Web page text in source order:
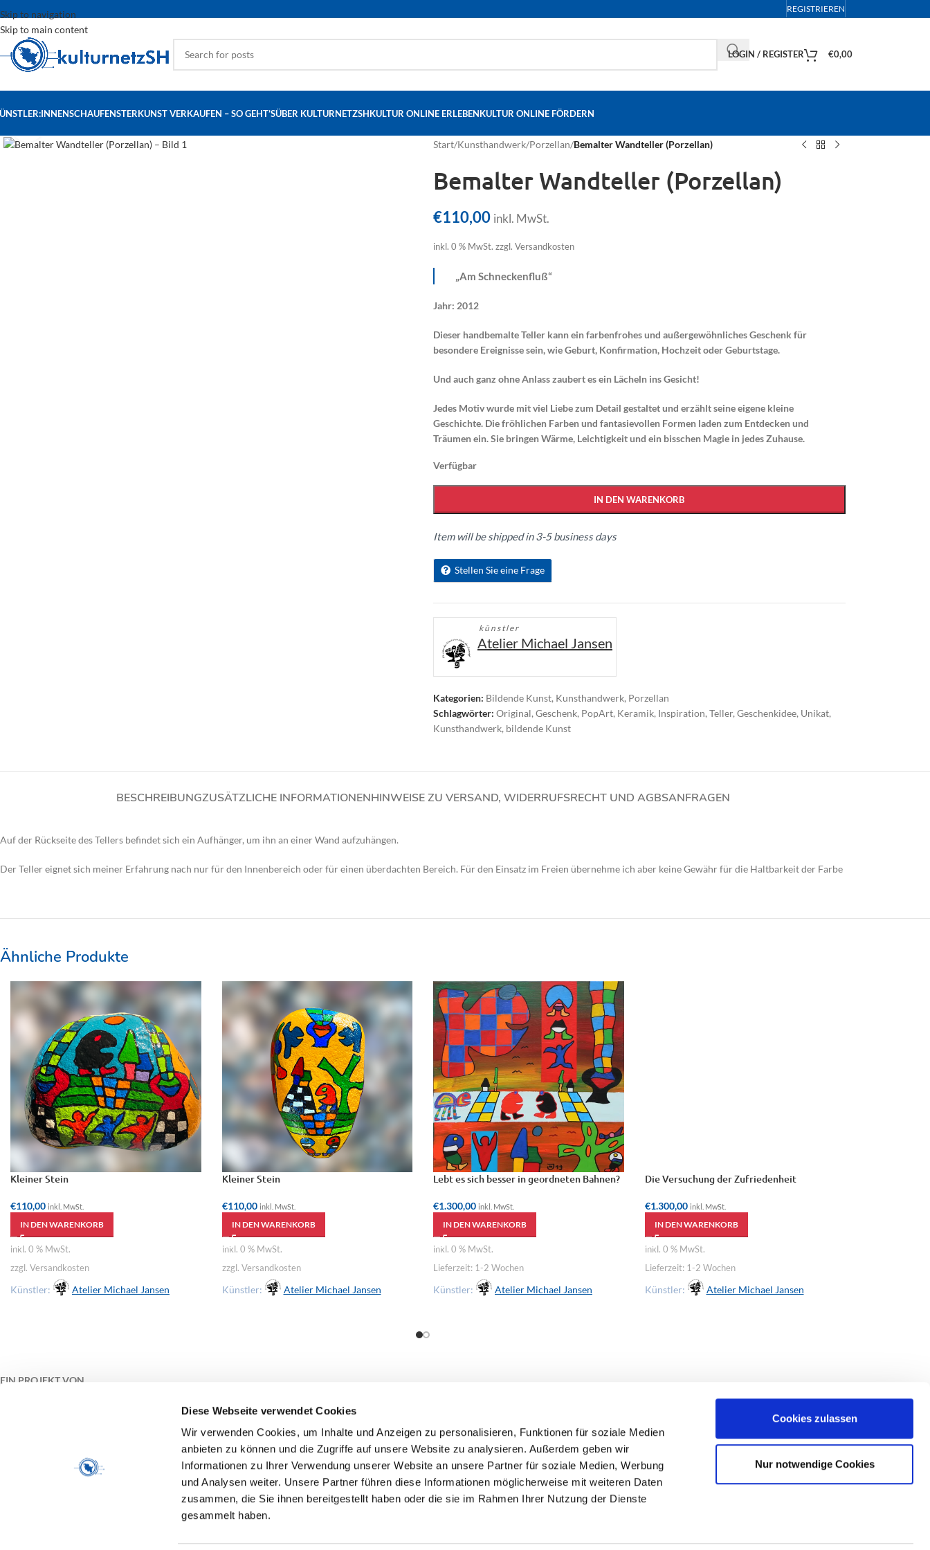
Diese Webseite verwendet Cookies
Wir verwenden Cookies, um Inhalte und Anzeigen zu personalisieren, Funktionen für soziale Medien
anbieten zu können und die Zugriffe auf unsere Website zu analysieren. Außerdem geben wir
Informationen zu Ihrer Verwendung unserer Website an unsere Partner für soziale Medien, Werbung
und Analysen weiter. Unsere Partner führen diese Informationen möglicherweise mit weiteren Daten
zusammen, die Sie ihnen bereitgestellt haben oder die sie im Rahmen Ihrer Nutzung der Dienste
gesammelt haben.
Cookies zulassen
Nur notwendige Cookies
Skip to navigation
Skip to main content
REGISTRIEREN
LOGIN / REGISTER €0,00
SCHAUFENSTERKUNST VERKAUFEN – SO GEHT’SÜBER KULTURNETZSHKULTUR ONLINE ERLEBENKULTUR ONLINE FÖRDERN
Start/Kunsthandwerk/Porzellan/Bemalter Wandteller (Porzellan)
Bemalter Wandteller (Porzellan)
€110,00 inkl. MwSt.
inkl. 0 % MwSt. zzgl. Versandkosten
„Am Schneckenfluß“
Jahr: 2012
Dieser handbemalte Teller kann ein farbenfrohes und außergewöhnliches Geschenk für
besondere Ereignisse sein, wie Geburt, Konfirmation, Hochzeit oder Geburtstage.
Und auch ganz ohne Anlass zaubert es ein Lächeln ins Gesicht!
Jedes Motiv wurde mit viel Liebe zum Detail gestaltet und erzählt seine eigene kleine
Geschichte. Die fröhlichen Farben und fantasievollen Formen laden zum Entdecken und
Träumen ein. Sie bringen Wärme, Leichtigkeit und ein bisschen Magie in jedes Zuhause.
Verfügbar
IN DEN WARENKORB
Item will be shipped in 3-5 business days
Stellen Sie eine Frage
künstler
Atelier Michael Jansen
Kategorien: Bildende Kunst, Kunsthandwerk, Porzellan
Schlagwörter: Original, Geschenk, PopArt, Keramik, Inspiration, Teller, Geschenkidee, Unikat,
Kunsthandwerk, bildende Kunst
BESCHREIBUNGZUSÄTZLICHE INFORMATIONENHINWEISE ZU VERSAND, WIDERRUFSRECHT UND AGBSANFRAGEN
Auf der Rückseite des Tellers befindet sich ein Aufhänger, um ihn an einer Wand aufzuhängen.
Der Teller eignet sich meiner Erfahrung nach nur für den Innenbereich oder für einen überdachten Bereich. Für den Einsatz im Freien übernehme ich aber keine Gewähr für die Haltbarkeit der Farbe
Ähnliche Produkte
Kleiner Stein
€110,00 inkl. MwSt.
IN DEN WARENKORB
inkl. 0 % MwSt.
zzgl. Versandkosten
Künstler: Atelier Michael Jansen
Kleiner Stein
€110,00 inkl. MwSt.
IN DEN WARENKORB
inkl. 0 % MwSt.
zzgl. Versandkosten
Künstler: Atelier Michael Jansen
Lebt es sich besser in geordneten Bahnen?
€1.300,00 inkl. MwSt.
IN DEN WARENKORB
inkl. 0 % MwSt.
Lieferzeit: 1-2 Wochen
Künstler: Atelier Michael Jansen
Die Versuchung der Zufriedenheit
€1.300,00 inkl. MwSt.
IN DEN WARENKORB
inkl. 0 % MwSt.
Lieferzeit: 1-2 Wochen
Künstler: Atelier Michael Jansen
EIN PROJEKT VON